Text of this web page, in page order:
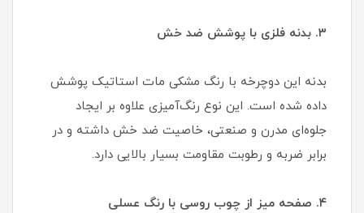
۳. بدنه فلزی با پوشش ضد خش
بدنه این دوچرخه با رنگ مشکی مات استاتیک پوشش
داده شده است. این نوع رنگ‌آمیزی علاوه بر ایجاد
جلوه‌ای مدرن و صنعتی، خاصیت ضد خش داشته و در
برابر ضربه و رطوبت مقاومت بسیار بالایی دارد.
۴. صفحه میز از چوب روسی با رنگ عسلی